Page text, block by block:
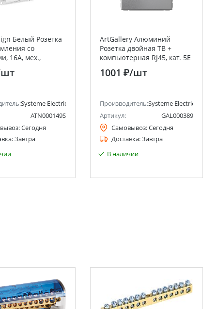
Белый Розетка
со
16А, мех.,
Systeme Electric (ранее Schneider Electric)
ATN000149S
Сегодня
Завтра
ArtGallery Алюминий
Розетка двойная ТВ +
компьютерная RJ45, кат. 5Е
Systeme Electric (Schneider
Electric)
1001 ₽/шт
Производитель:Systeme Electric
Артикул:
GAL000389
Самовывоз:Сегодня
Доставка:Завтра
В наличии